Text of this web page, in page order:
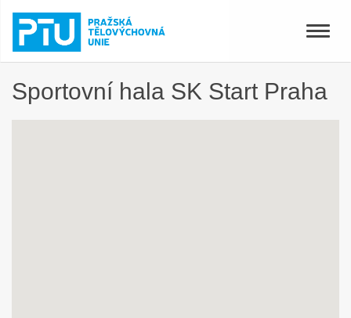
Toggle
Sportovní hala SK Start Praha